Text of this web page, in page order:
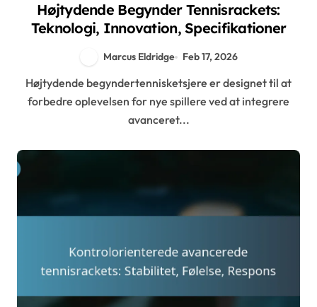
Højtydende Begynder Tennisrackets:
Teknologi, Innovation, Specifikationer
Marcus Eldridge Feb 17, 2026
Højtydende begyndertennisketsjere er designet til at
forbedre oplevelsen for nye spillere ved at integrere
avanceret...